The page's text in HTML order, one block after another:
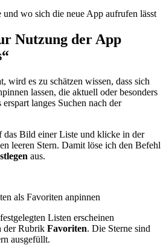
wo sich die neue App aufrufen lässt
Nutzung der App
wird es zu schätzen wissen, dass sich
lassen, die aktuell oder besonders
langes Suchen nach der
das Bild einer Liste und klicke in der
leeren Stern. Damit löse ich den Befehl
aus.
als Favoriten anpinnen
Listen erscheinen
der Rubrik Favoriten. Die Sterne sind
ausgefüllt.